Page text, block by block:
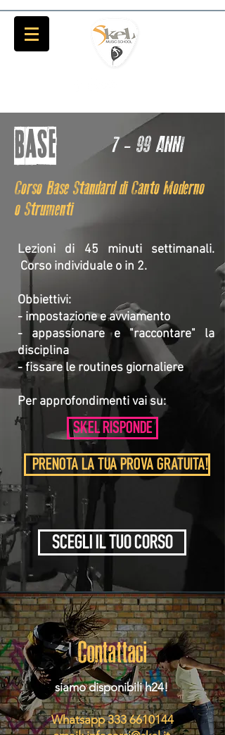
BASE 7 - 99 ANNI
Corso Base Standard di Canto Moderno
o Strumenti
Lezioni di 45 minuti settimanali.
Corso individuale o in 2.
Obbiettivi:
- impostazione e avviamento
- appassionare e "raccontare" la
disciplina
- fissare le routines giornaliere
Per approfondimenti vai su:
SKEL RISPONDE
PRENOTA LA TUA PROVA GRATUITA!
SCEGLI IL TUO CORSO
Contattaci
siamo disponibili h24!
Whatsapp333 6610144